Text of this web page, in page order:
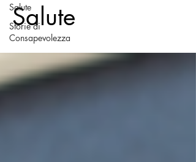
Salute
Storie di
Consapevolezza
Salute